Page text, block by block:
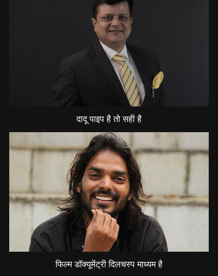
दादू पाइप है तो सही है
फिल्म डॉक्यूमेंट्री दिलचस्प माध्यम है